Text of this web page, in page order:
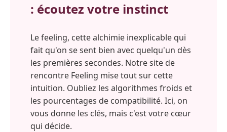
: écoutez votre instinct
Le feeling, cette alchimie inexplicable qui
fait qu'on se sent bien avec quelqu'un dès
les premières secondes. Notre site de
rencontre Feeling mise tout sur cette
intuition. Oubliez les algorithmes froids et
les pourcentages de compatibilité. Ici, on
vous donne les clés, mais c'est votre cœur
qui décide.